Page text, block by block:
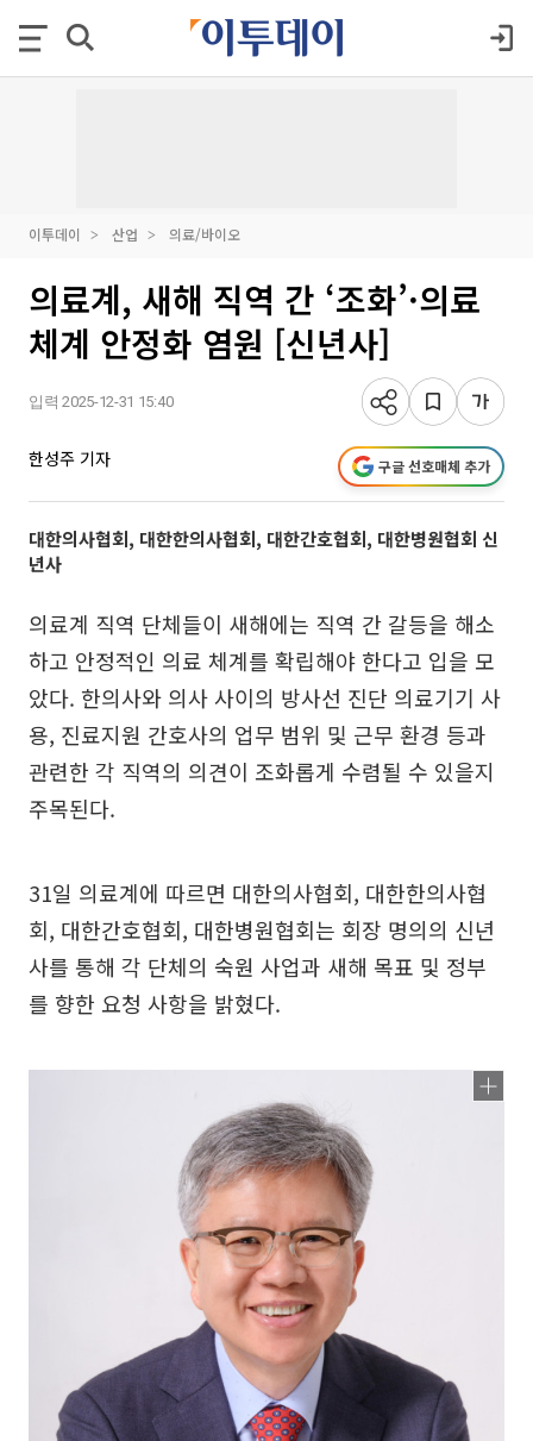
이투데이 산업 의료/바이오
의료계, 새해 직역 간 ‘조화’·의료
체계 안정화 염원 [신년사]
입력 2025-12-31 15:40
한성주 기자 구글 선호매체 추가
대한의사협회, 대한한의사협회, 대한간호협회, 대한병원협회 신
년사
의료계 직역 단체들이 새해에는 직역 간 갈등을 해소
하고 안정적인 의료 체계를 확립해야 한다고 입을 모
았다. 한의사와 의사 사이의 방사선 진단 의료기기 사
용, 진료지원 간호사의 업무 범위 및 근무 환경 등과
관련한 각 직역의 의견이 조화롭게 수렴될 수 있을지
주목된다.
31일 의료계에 따르면 대한의사협회, 대한한의사협
회, 대한간호협회, 대한병원협회는 회장 명의의 신년
사를 통해 각 단체의 숙원 사업과 새해 목표 및 정부
를 향한 요청 사항을 밝혔다.